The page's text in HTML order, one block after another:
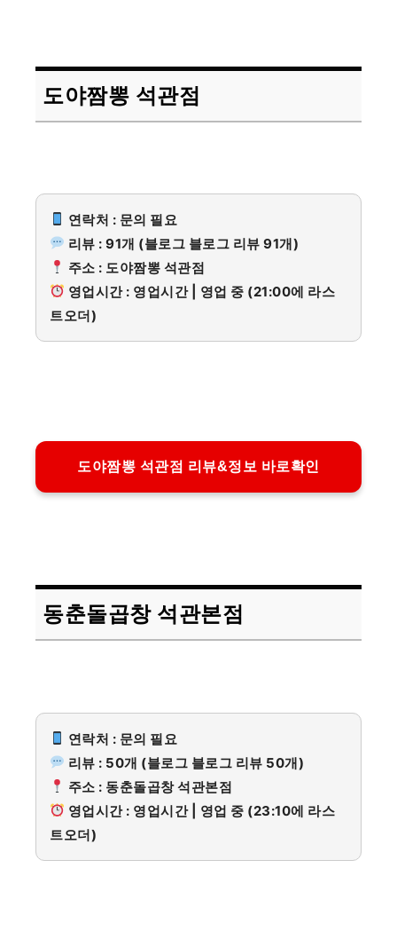
도야짬뽕 석관점
연락처 : 문의 필요
리뷰 : 91개 (블로그 블로그 리뷰 91개)
주소 : 도야짬뽕 석관점
영업시간 : 영업시간 | 영업 중 (21:00에 라스
트오더)
도야짬뽕 석관점 리뷰&정보 바로확인
동춘돌곱창 석관본점
연락처 : 문의 필요
리뷰 : 50개 (블로그 블로그 리뷰 50개)
주소 : 동춘돌곱창 석관본점
영업시간 : 영업시간 | 영업 중 (23:10에 라스
트오더)